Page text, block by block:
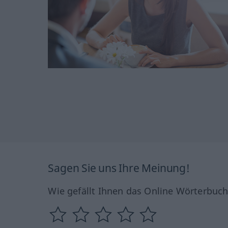
Sagen Sie uns Ihre Meinung!
Wie gefällt Ihnen das Online